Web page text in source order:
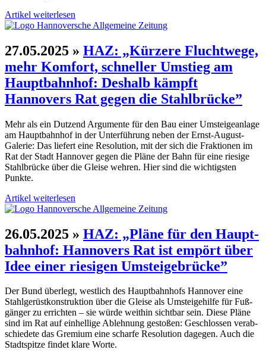
Artikel weiterlesen
27.05.2025 » HAZ: „Kürzere Flucht­wege,
mehr Komfort, schneller Umstieg am
Haupt­bahn­hof: Deshalb kämpft
Hannovers Rat gegen die Stahl­brücke”
Mehr als ein Dutzend Argumente für den Bau einer Umsteige­anlage
am Haupt­bahn­hof in der Unter­führung neben der Ernst-August-
Galerie: Das liefert eine Resolution, mit der sich die Fraktionen im
Rat der Stadt Hannover gegen die Pläne der Bahn für eine riesige
Stahl­brücke über die Gleise wehren. Hier sind die wichtigsten
Punkte.
Artikel weiterlesen
26.05.2025 » HAZ: „Pläne für den Haupt­
bahn­hof: Hannovers Rat ist empört über
Idee einer riesigen Umsteige­brücke”
Der Bund überlegt, west­lich des Haupt­bahn­hofs Hannover eine
Stahl­gerüst­konstruktion über die Gleise als Umsteige­hilfe für Fuß­
gänger zu errichten – sie würde weithin sichtbar sein. Diese Pläne
sind im Rat auf ein­hellige Ablehnung gestoßen: Geschlossen verab­
schiedete das Gremium eine scharfe Resolution dagegen. Auch die
Stadt­spitze findet klare Worte.